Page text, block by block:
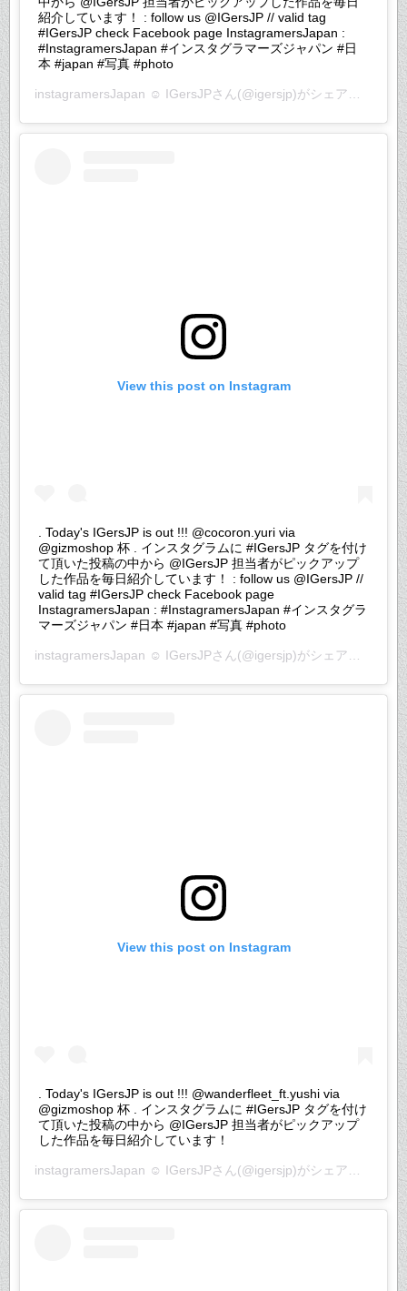
紹介しています！ : follow us @IGersJP // valid tag
#IGersJP check Facebook page InstagramersJapan :
#InstagramersJapan #インスタグラマーズジャパン #日
本 #japan #写真 #photo
instagramersJapan ☺︎ IGersJPさん(@igersjp)がシェアした投稿 –
View this post on Instagram
. Today's IGersJP is out !!! @cocoron.yuri via
@gizmoshop 杯 . インスタグラムに #IGersJP タグを付け
て頂いた投稿の中から @IGersJP 担当者がピックアップ
した作品を毎日紹介しています！ : follow us @IGersJP //
valid tag #IGersJP check Facebook page
InstagramersJapan : #InstagramersJapan #インスタグラ
マーズジャパン #日本 #japan #写真 #photo
instagramersJapan ☺︎ IGersJPさん(@igersjp)がシェアした投稿 –
View this post on Instagram
. Today's IGersJP is out !!! @wanderfleet_ft.yushi via
@gizmoshop 杯 . インスタグラムに #IGersJP タグを付け
て頂いた投稿の中から @IGersJP 担当者がピックアップ
した作品を毎日紹介しています！
instagramersJapan ☺︎ IGersJPさん(@igersjp)がシェアした投稿 –